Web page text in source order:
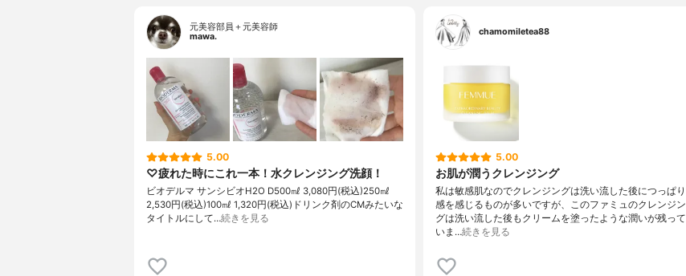
元美容部員＋元美容師
mawa.
5.00
♡疲れた時にこれ一本！水クレンジング洗顔！
ビオデルマ サンシビオH2O D500㎖ 3,080円(税込)250㎖
2,530円(税込)100㎖ 1,320円(税込)ドリンク剤のCMみたいな
タイトルにして…続きを見る
chamomiletea88
5.00
お肌が潤うクレンジング
私は敏感肌なのでクレンジングは洗い流した後につっぱり
感を感じるものが多いですが、このファミュのクレンジン
グは洗い流した後もクリームを塗ったような潤いが残って
いま…続きを見る